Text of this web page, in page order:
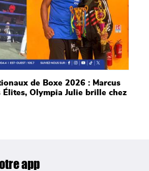
de Boxe 2026 : Marcus
Élites, Olympia Julie brille chez
app